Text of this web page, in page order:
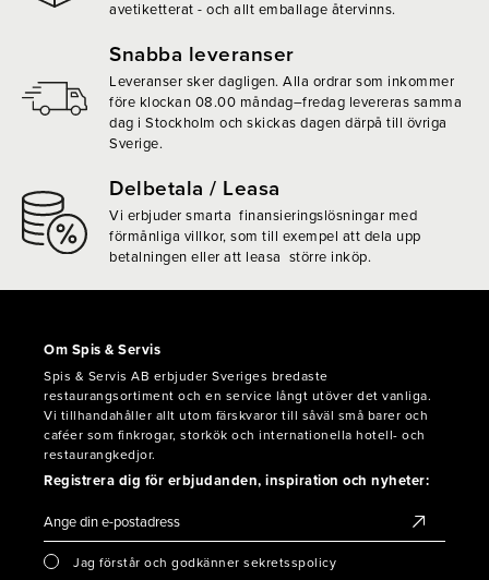
avetiketterat - och allt emballage återvinns.
Snabba leveranser
Leveranser sker dagligen. Alla ordrar som inkommer
före klockan 08.00 måndag–fredag levereras samma
dag i Stockholm och skickas dagen därpå till övriga
Sverige.
Delbetala / Leasa
Vi erbjuder smarta finansieringslösningar med
förmånliga villkor, som till exempel att dela upp
betalningen eller att leasa större inköp.
Om Spis & Servis
Spis & Servis AB erbjuder Sveriges bredaste
restaurangsortiment och en service långt utöver det vanliga.
Vi tillhandahåller allt utom färskvaror till såväl små barer och
caféer som finkrogar, storkök och internationella hotell- och
restaurangkedjor.
Registrera dig för erbjudanden, inspiration och nyheter:
Jag förstår och godkänner sekretsspolicy